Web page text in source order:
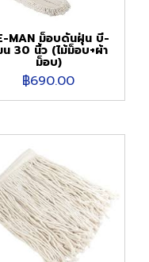
MAN ม็อบดันฝุ่น บี-
น 30 นิ้ว (ไม้ม็อบ+ผ้า
ม็อบ)
฿690.00